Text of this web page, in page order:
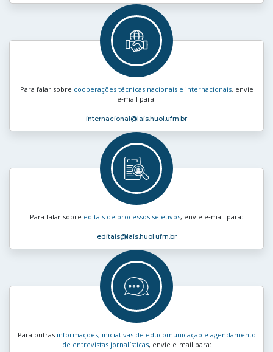
Para falar sobre cooperações técnicas nacionais e internacionais, envie
e‑mail para:
internacional@lais.huol.ufrn.br
Para falar sobre editais de processos seletivos, envie e‑mail para:
editais@lais.huol.ufrn.br
Para outras informações, iniciativas de educomunicação e agendamento
de entrevistas jornalísticas, envie e‑mail para: